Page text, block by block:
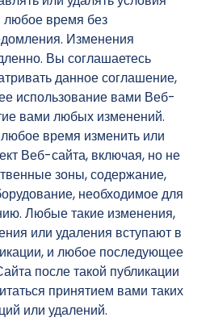
любое время без
Изменения
Вы соглашаетесь
данное соглашение,
использование вами Веб-
вами любых изменений.
время изменить или
Веб-сайта, включая, но не
зоны, содержание,
необходимое для
Любые такие изменения,
или удаления вступают в
и любое последующее
после такой публикации
принятием вами таких
или удалений.